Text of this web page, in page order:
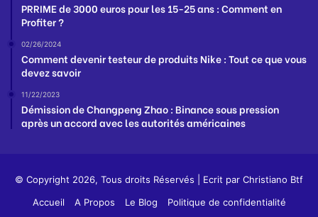
PRRIME de 3000 euros pour les 15-25 ans : Comment en
Profiter ?
02/26/2024
Comment devenir testeur de produits Nike : Tout ce que vous
devez savoir
11/22/2023
Démission de Changpeng Zhao : Binance sous pression
après un accord avec les autorités américaines
© Copyright 2026, Tous droits Réservés | Ecrit par Christiano Btf
Accueil
A Propos Le Blog Politique de confidentialité